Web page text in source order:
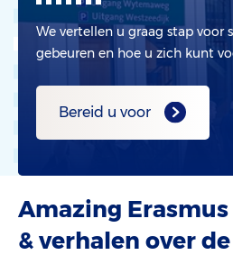
We vertellen u graag stap voor
gebeuren en hoe u zich kunt
Bereid u voor
Amazing Erasmus
& verhalen over